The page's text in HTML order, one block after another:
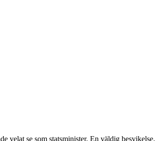
velat se som statsminister. En väldig besvikelse.